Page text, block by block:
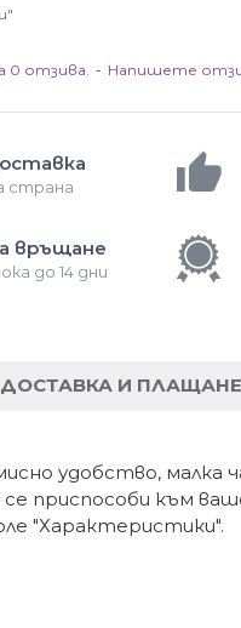
0 отзива. - Напишете
страна
връщане
до 14 дни
ДОСТАВКА И ПЛАЩАНЕ
удобство, малка
се приспособи към
"Характеристики".